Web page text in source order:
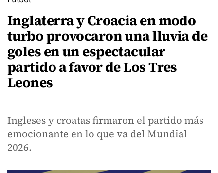
Inglaterra y Croacia en modo
turbo provocaron una lluvia de
goles en un espectacular
partido a favor de Los Tres
Leones
Ingleses y croatas firmaron el partido más
emocionante en lo que va del Mundial
2026.